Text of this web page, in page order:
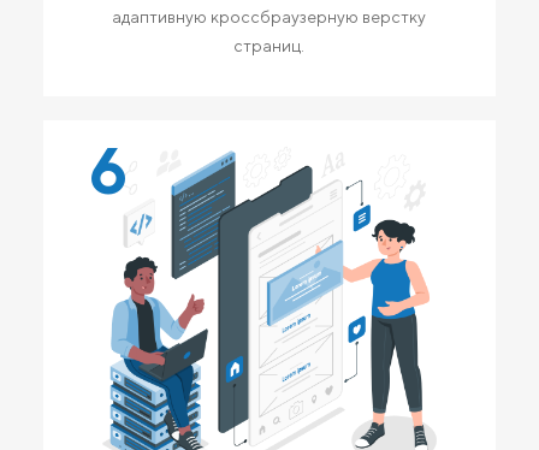
адаптивную кроссбраузерную верстку
страниц.
6